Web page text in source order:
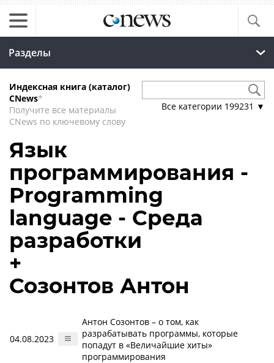
Разделы
Индексная книга (каталог)
CNews*
Получите все материалы
CNews по ключевому слову
Все категории 199231 ▼
Язык
программирования -
Programming
language - Среда
разработки
+
Созонтов Антон
04.08.2023
Антон Созонтов – о том, как
разрабатывать программы, которые
попадут в «Величайшие хиты»
программирования